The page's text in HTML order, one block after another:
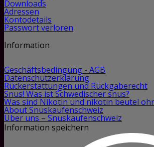
Downloads
Adressen
Kontodetails
Passwort verloren
Information
Geschäftsbedingung - AGB
Datenschutzerklärung
Rückerstattungen und Rückgaberecht
Snus! Was ist Schwedischer snus?
Was sind Nikotin und nikotin beutel
About Snuskaufenschweiz
Über uns – Snuskaufenschweiz
Information speichern